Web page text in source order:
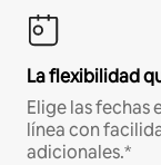
La flexibilidad
Elige las fechas
línea con
adicionales.*